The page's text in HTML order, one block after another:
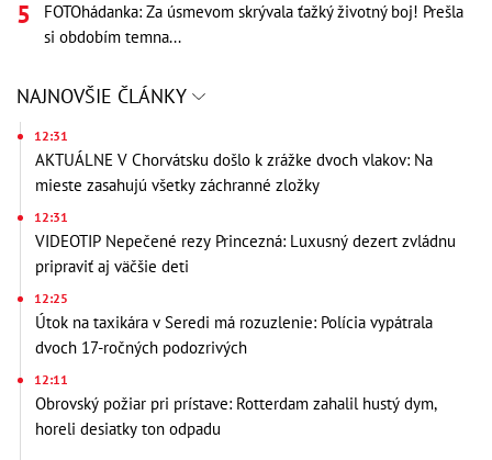
FOTOhádanka: Za úsmevom skrývala ťažký životný boj! Prešla
si obdobím temna...
NAJNOVŠIE ČLÁNKY
12:31
AKTUÁLNE V Chorvátsku došlo k zrážke dvoch vlakov: Na
mieste zasahujú všetky záchranné zložky
12:31
VIDEOTIP Nepečené rezy Princezná: Luxusný dezert zvládnu
pripraviť aj väčšie deti
12:25
Útok na taxikára v Seredi má rozuzlenie: Polícia vypátrala
dvoch 17-ročných podozrivých
12:11
Obrovský požiar pri prístave: Rotterdam zahalil hustý dym,
horeli desiatky ton odpadu